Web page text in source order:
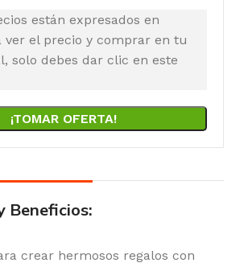
están expresados en
ver el precio y comprar en tu
solo debes dar clic en este
¡TOMAR OFERTA!
Beneficios:
crear hermosos regalos con